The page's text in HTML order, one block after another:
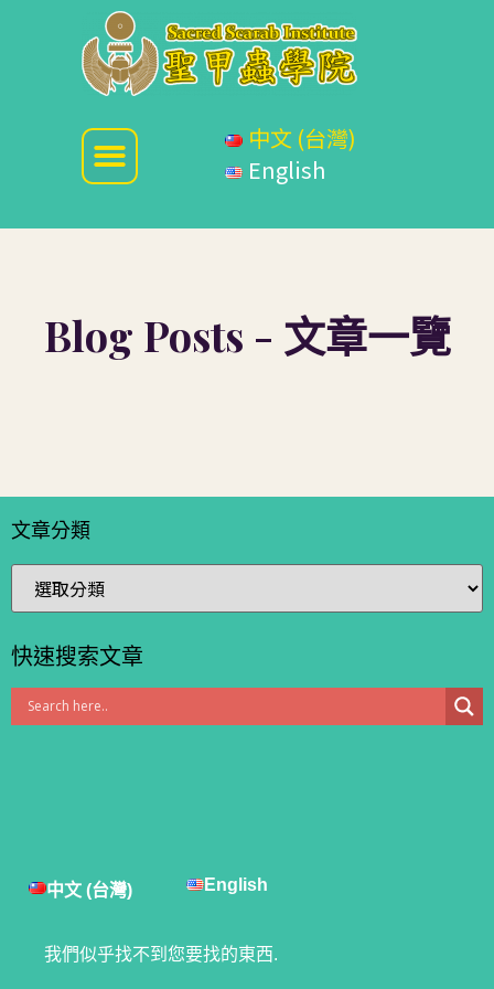
中文 (台灣)
English
Blog Posts - 文章一覽
文章分類
快速搜索文章
中文 (台灣) English
我們似乎找不到您要找的東西.